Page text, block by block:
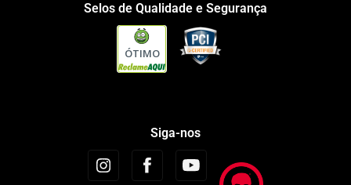
Selos de Qualidade e Segurança
ÓTIMO
Siga-nos